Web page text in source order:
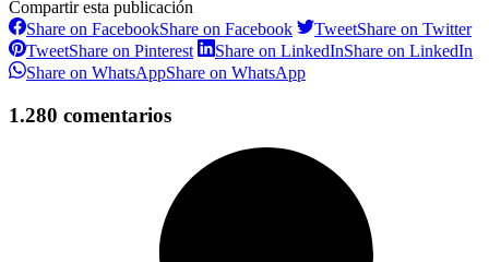
Compartir esta publicación
Share on FacebookShare on Facebook TweetShare on Twitter
TweetShare on Pinterest Share on LinkedInShare on LinkedIn
Share on WhatsAppShare on WhatsApp
1.280 comentarios